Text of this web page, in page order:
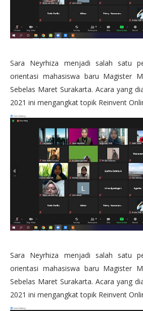
Sara Neyrhiza menjadi salah satu
orientasi mahasiswa baru Magister
Sebelas Maret Surakarta. Acara yang
2021 ini mengangkat topik Reinvent
Sara Neyrhiza menjadi salah satu
orientasi mahasiswa baru Magister
Sebelas Maret Surakarta. Acara yang
2021 ini mengangkat topik Reinvent